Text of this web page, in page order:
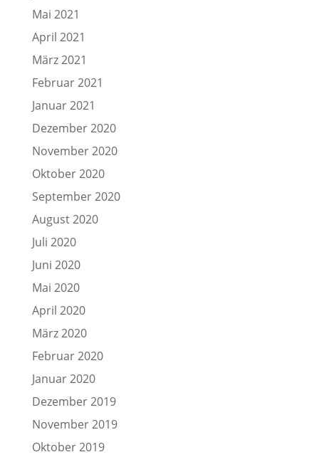
Mai 2021
April 2021
März 2021
Februar 2021
Januar 2021
Dezember 2020
November 2020
Oktober 2020
September 2020
August 2020
Juli 2020
Juni 2020
Mai 2020
April 2020
März 2020
Februar 2020
Januar 2020
Dezember 2019
November 2019
Oktober 2019